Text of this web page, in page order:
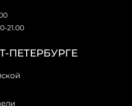
ПЕТЕРБУРГЕ
21.00